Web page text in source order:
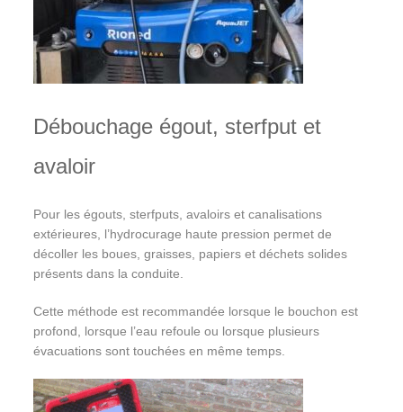
Débouchage égout, sterfput et
avaloir
Pour les égouts, sterfputs, avaloirs et canalisations
extérieures, l’hydrocurage haute pression permet de
décoller les boues, graisses, papiers et déchets solides
présents dans la conduite.
Cette méthode est recommandée lorsque le bouchon est
profond, lorsque l’eau refoule ou lorsque plusieurs
évacuations sont touchées en même temps.